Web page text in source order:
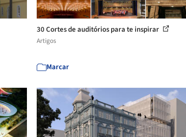
30 Cortes de auditórios para te inspirar
Artigos
Marcar